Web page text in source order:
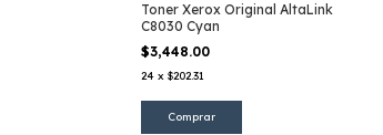
Toner Xerox Original AltaLink
C8030 Cyan
$3,448.00
24 x $202.31